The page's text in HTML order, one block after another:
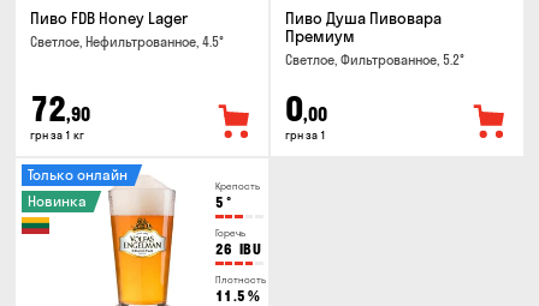
Пиво FDB Honey Lager
Светлое, Нефильтрованное, 4.5°
72,90
грн за 1 кг
Пиво Душа Пивовара
Премиум
Светлое, Фильтрованное, 5.2°
0,00
грн за 1
Крепость
5 °
Горечь
26 IBU
Плотность
11.5 %
Только онлайн
Новинка